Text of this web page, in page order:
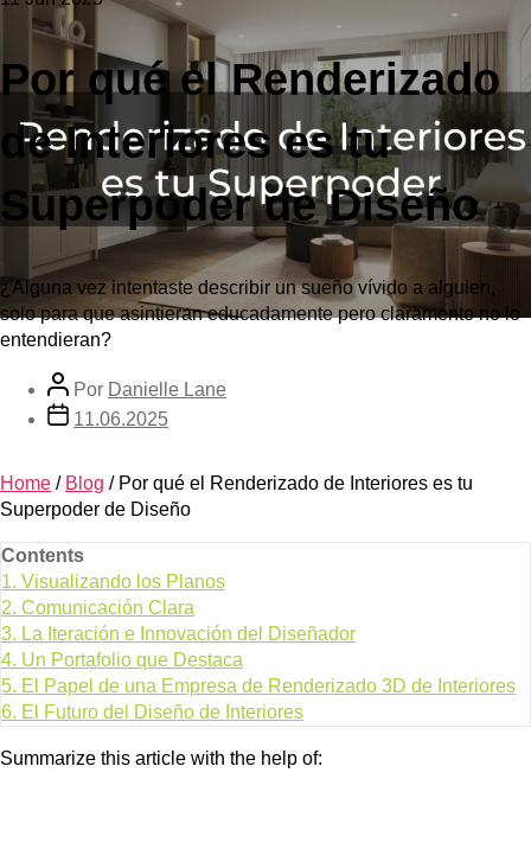
Por qué el Renderizado
de Interiores es tu
Superpoder de Diseño
¿Alguna vez intentaste describir un sueño vívido a alguien,
solo para que asintieran educadamente pero claramente no lo
entendieran?
Por Danielle Lane
11.06.2025
Home / Blog / Por qué el Renderizado de Interiores es tu
Superpoder de Diseño
Contents
1. Visualizando los Planos
2. Comunicación Clara
3. La Iteración e Innovación del Diseñador
4. Un Portafolio que Destaca
5. El Papel de una Empresa de Renderizado 3D de Interiores
6. El Futuro del Diseño de Interiores
Summarize this article with the help of: